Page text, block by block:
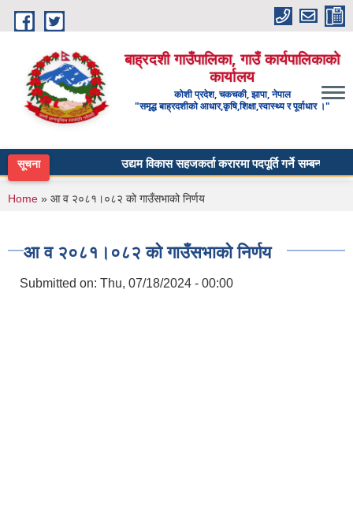
Skip to main content
बाह्रदशी गाउँपालिका, गाउँ कार्यपालिकाको
कार्यालय
कोशी प्रदेश, चकचकी, झापा, नेपाल
"समृद्ध बाह्रदशीको आधार,कृषि,शिक्षा,स्वास्थ्य र पूर्वाधार ।"
सूचना उद्यम विकास सहजकर्ता करारमा पदपूर्ति गर्ने सम्बन्धी सूचना ।
You are here
Home » आ व २०८१।०८२ को गाउँसभाको निर्णय
आ व २०८१।०८२ को गाउँसभाको निर्णय
Submitted on: Thu, 07/18/2024 - 00:00